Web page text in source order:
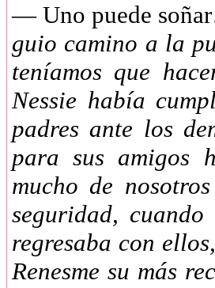
— Uno puede
guio camino a la
teníamos que
Nessie había
padres ante los
para sus amigos
mucho de
seguridad,
regresaba con
Renesme su más